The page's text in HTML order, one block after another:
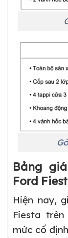
Bảng
Ford
Hiện nay,
Fiesta
mức cố